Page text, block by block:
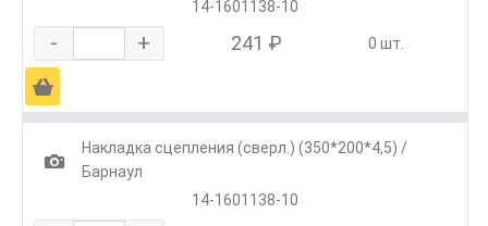
14-1601138-10
- + 241 ₽ 0 шт.
Ä
1
Накладка сцепления (сверл.) (350*200*4,5) /
Барнаул
14-1601138-10